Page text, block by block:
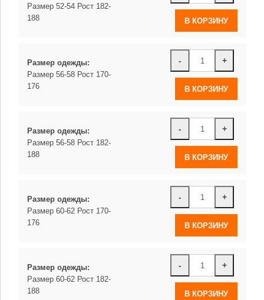
Размер 52-54 Рост 182-
188
- +
Размер одежды:
Размер 56-58 Рост 170-
176
- +
Размер одежды:
Размер 56-58 Рост 182-
188
- +
Размер одежды:
Размер 60-62 Рост 170-
176
- +
Размер одежды:
Размер 60-62 Рост 182-
188